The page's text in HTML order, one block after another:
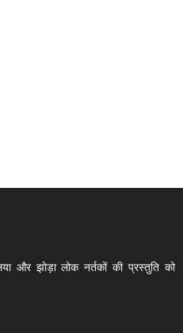
और झोड़ा लोक नर्तकों की प्रस्तुति को